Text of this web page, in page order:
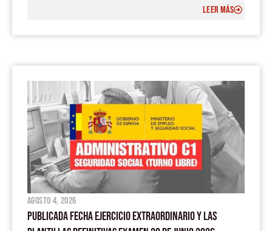
LEER MÁS
agosto 4, 2026
PUBLICADA FECHA EJERCICIO EXTRAORDINARIO Y LAS